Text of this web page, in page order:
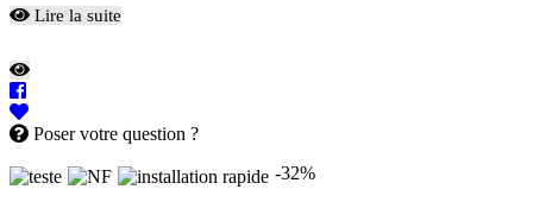
Lire la suite
Poser votre question ?
-32%